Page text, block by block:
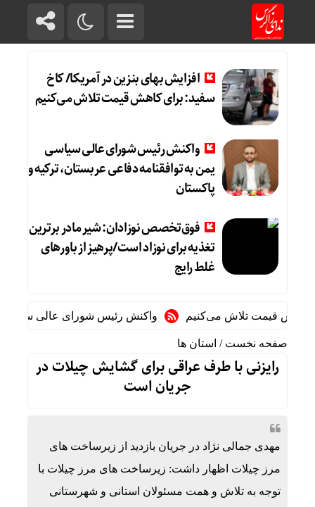
افزایش بهای بنزین در آمریکا/ کاخ
سفید: برای کاهش قیمت تلاش می‌کنیم
واکنش رئیس شورای عالی سیاسی
یمن به توافقنامه دفاعی عربستان، ترکیه و
پاکستان
فوق‌تخصص نوزادان: شیر مادر برترین
تغذیه برای نوزاد است/پرهیز از باورهای
غلط رایج
قیمت تلاش می‌کنیم واکنش رئیس شورای عالی سیاسی یمن
صفحه نخست / استان ها
رایزنی با طرف عراقی برای گشایش چیلات در
جریان است
مهدی جمالی نژاد در جریان بازدید از زیرساخت های
مرز چیلات اظهار داشت: زیرساخت های مرز چیلات با
توجه به تلاش و همت مسئولان استانی و شهرستانی